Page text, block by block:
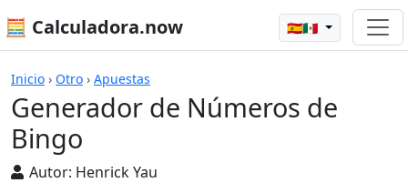
🧮 Calculadora.now 🇪🇸🇲🇽
Inicio › Otro › Apuestas
Generador de Números de
Bingo
Autor: Henrick Yau
Calculadoras